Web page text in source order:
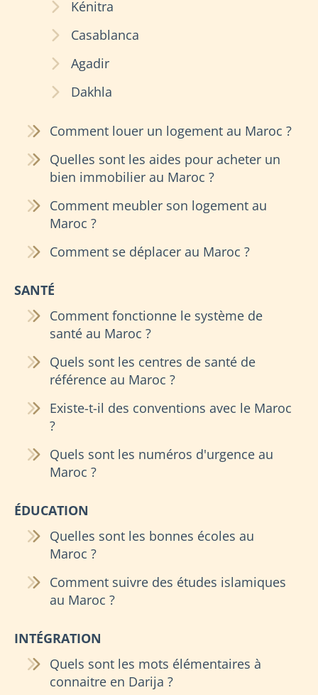
Kénitra
Casablanca
Agadir
Dakhla
Comment louer un logement au Maroc ?
Quelles sont les aides pour acheter un
bien immobilier au Maroc ?
Comment meubler son logement au
Maroc ?
Comment se déplacer au Maroc ?
SANTÉ
Comment fonctionne le système de
santé au Maroc ?
Quels sont les centres de santé de
référence au Maroc ?
Existe-t-il des conventions avec le Maroc
?
Quels sont les numéros d'urgence au
Maroc ?
ÉDUCATION
Quelles sont les bonnes écoles au
Maroc ?
Comment suivre des études islamiques
au Maroc ?
INTÉGRATION
Quels sont les mots élémentaires à
connaitre en Darija ?